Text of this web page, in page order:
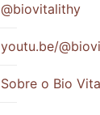
@biovitalithy
youtu.be/
Sobre o Bio